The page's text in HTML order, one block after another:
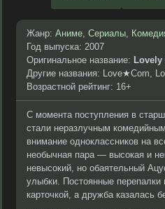
Жанр: Аниме, Сериалы,
Год выпуска: 2007
Оригинальное название: Lovely
Другие названия: Love★Com,
Возрастной рейтинг: 16+
С момента поступления в
стали неразлучным
внимание одноклассников на
необычная пара — высокая и
невысокий, но обаятельный
улыбки. Постоянные перепалки
карточкой, а дружба казалась